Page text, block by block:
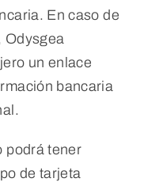
En caso de
Odysgea
un enlace
bancaria
podrá tener
de tarjeta